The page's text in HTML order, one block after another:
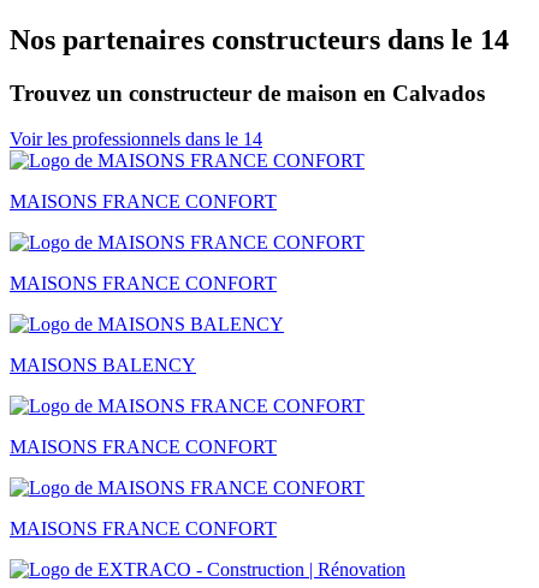
Nos partenaires constructeurs dans le 14
Trouvez un constructeur de maison en Calvados
Voir les professionnels dans le 14
MAISONS FRANCE CONFORT
MAISONS FRANCE CONFORT
MAISONS BALENCY
MAISONS FRANCE CONFORT
MAISONS FRANCE CONFORT